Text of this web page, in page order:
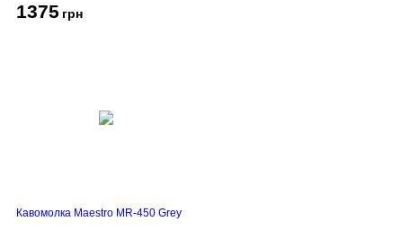
1375 грн
Кавомолка Maestro MR-450 Grey